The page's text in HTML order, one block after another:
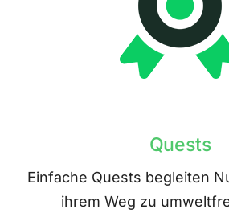
Quests
Einfache Quests begleiten
ihrem Weg zu